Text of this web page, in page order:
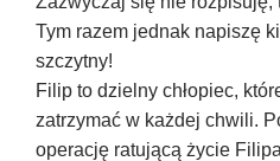
Tym razem jednak napiszę
szczytny!
Filip to dzielny chłopiec,
zatrzymać w każdej chwili.
operację ratującą życie